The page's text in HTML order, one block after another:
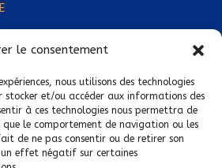
le consentement
nous utilisons des technologies
stocker et/ou accéder aux informations des
à ces technologies nous permettra de
le comportement de navigation ou les
de ne pas consentir ou de retirer son
effet négatif sur certaines
Régional·e !
de chez vous !
de vente